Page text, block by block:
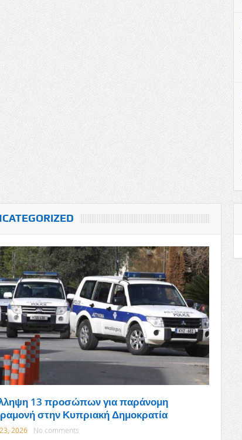
13 προσώπων για παράνομη
στην Κυπριακή Δημοκρατία
2026 No comments